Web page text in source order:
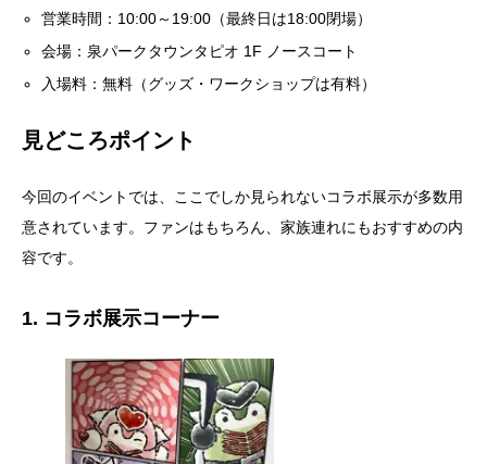
営業時間：10:00～19:00（最終日は18:00閉場）
会場：泉パークタウンタピオ 1F ノースコート
入場料：無料（グッズ・ワークショップは有料）
見どころポイント
今回のイベントでは、ここでしか見られないコラボ展示が多数用
意されています。ファンはもちろん、家族連れにもおすすめの内
容です。
1. コラボ展示コーナー